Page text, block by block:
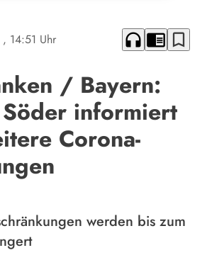
, 14:51 Uhr headphones chrome_reader_mode bookmark_border
/ Bayern:
informiert
Corona-
werden bis zum